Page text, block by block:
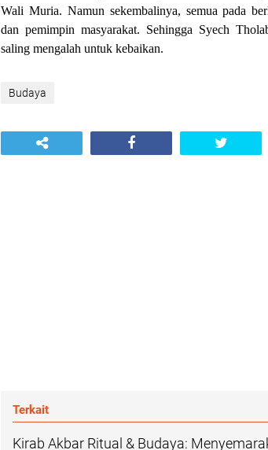
Wali Muria. Namun sekembalinya, semua pada
dan pemimpin masyarakat. Sehingga Syech
saling mengalah untuk kebaikan.
Budaya
Terkait
Kirab Akbar Ritual & Budaya: